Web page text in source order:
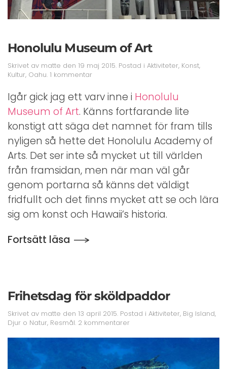
Honolulu Museum of Art
Skrivet av matte den 19 maj 2015. Postad i Aktiviteter, Konst,
Kultur, Oahu. 1 kommentartill
Museum
of
Art
Igår gick jag ett varv inne i Honolulu
Museum of Art. Känns fortfarande lite
konstigt att säga det namnet för fram tills
nyligen så hette det Honolulu Academy of
Arts. Det ser inte så mycket ut till världen
från framsidan, men när man väl går
genom portarna så känns det väldigt
fridfullt och det finns mycket att se och lära
sig om konst och Hawaii’s historia.
Fortsätt läsa
Frihetsdag för sköldpaddor
Skrivet av matte den 13 april 2015. Postad i Aktiviteter, Big Island,
Djur o Natur, Resmål. 2 kommentarertill
för
sköldpaddor